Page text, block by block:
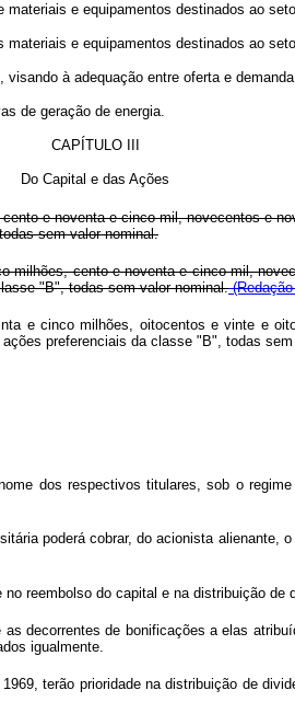
e equipamentos destinados ao
e equipamentos destinados ao
à adequação entre oferta e demanda
de geração de energia.
CAPÍTULO III
Do Capital e das Ações
e noventa e cinco mil, novecentos e
sem valor nominal.
cento e noventa e cinco mil,
"B", todas sem valor nominal.(Redação
e cinco milhões, oitocentos e vinte e
preferenciais da classe "B", todas
dos respectivos titulares, sob o
poderá cobrar, do acionista
reembolso do capital e na distribuição de
decorrentes de bonificações a elas
igualmente.
terão prioridade na distribuição de